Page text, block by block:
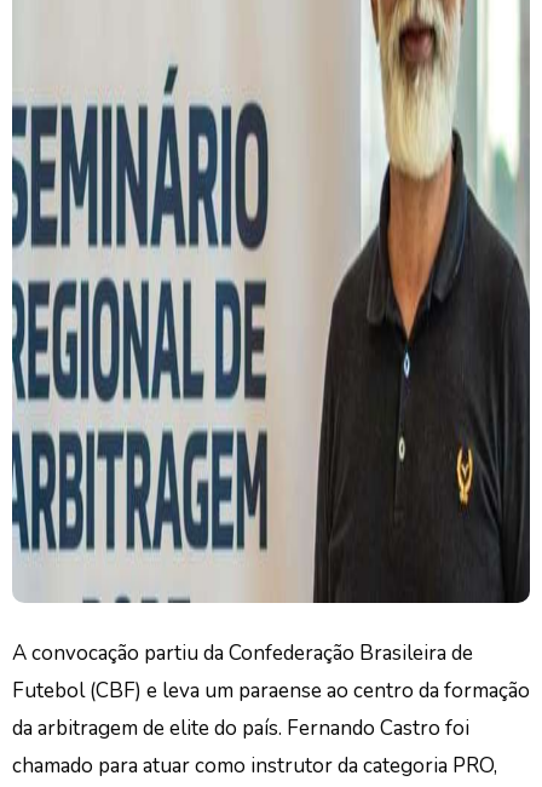
A convocação partiu da Confederação Brasileira de
Futebol (CBF) e leva um paraense ao centro da formação
da arbitragem de elite do país. Fernando Castro foi
chamado para atuar como instrutor da categoria PRO,